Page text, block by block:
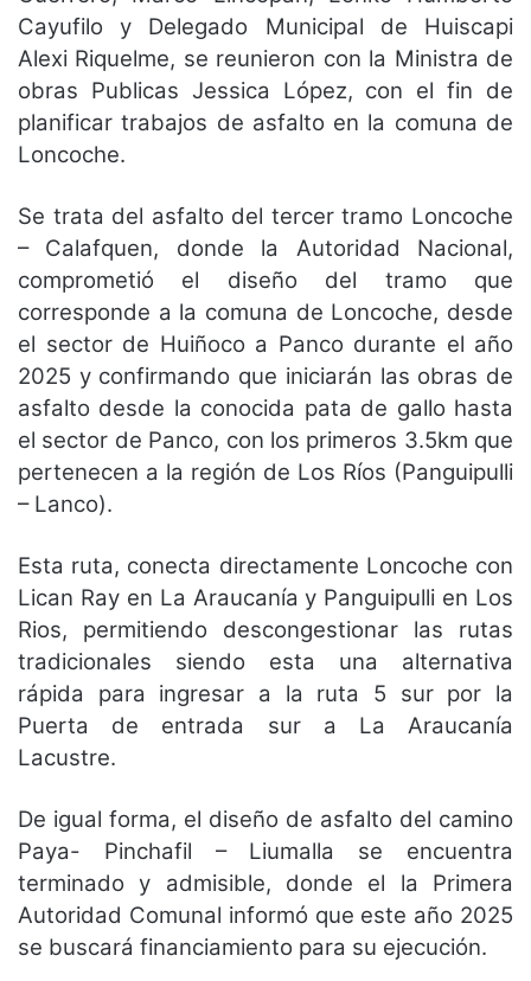
Cayufilo y Delegado Municipal de Huiscapi
Alexi Riquelme, se reunieron con la Ministra de
obras Publicas Jessica López, con el fin de
planificar trabajos de asfalto en la comuna de
Loncoche.
Se trata del asfalto del tercer tramo Loncoche
– Calafquen, donde la Autoridad Nacional,
comprometió el diseño del tramo que
corresponde a la comuna de Loncoche, desde
el sector de Huiñoco a Panco durante el año
2025 y confirmando que iniciarán las obras de
asfalto desde la conocida pata de gallo hasta
el sector de Panco, con los primeros 3.5km que
pertenecen a la región de Los Ríos (Panguipulli
– Lanco).
Esta ruta, conecta directamente Loncoche con
Lican Ray en La Araucanía y Panguipulli en Los
Rios, permitiendo descongestionar las rutas
tradicionales siendo esta una alternativa
rápida para ingresar a la ruta 5 sur por la
Puerta de entrada sur a La Araucanía
Lacustre.
De igual forma, el diseño de asfalto del camino
Paya- Pinchafil – Liumalla se encuentra
terminado y admisible, donde el la Primera
Autoridad Comunal informó que este año 2025
se buscará financiamiento para su ejecución.